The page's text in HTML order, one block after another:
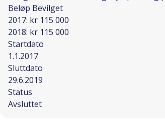
Beløp Bevilget
2017: kr 115 000
2018: kr 115 000
Startdato
1.1.2017
Sluttdato
29.6.2019
Status
Avsluttet